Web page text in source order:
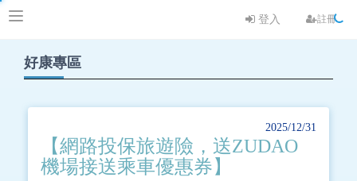
登入 註冊
好康專區
2025/12/31
【網路投保旅遊險，送ZUDAO
機場接送乘車優惠券】